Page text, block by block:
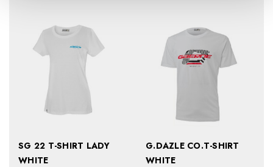
SG 22 T-SHIRT LADY
WHITE
G.DAZLE CO.T-SHIRT
WHITE